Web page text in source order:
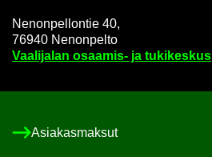
Ne­non­pel­lon­tie 40,
76940 Ne­non­pel­to
Vaa­li­ja­lan osaamis-​ ja tu­ki­kes­kus
Asia­kas­mak­sut